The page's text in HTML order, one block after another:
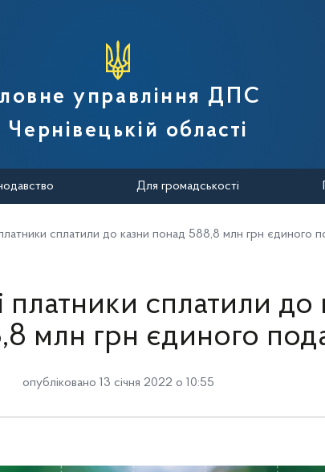
служби України
управління ДПС
Чернівецькій області
Для громадськості
платники сплатили до казни понад 588,8 млн грн єдиного
платники сплатили до
млн грн єдиного
опубліковано 13 січня 2022 о 10:55